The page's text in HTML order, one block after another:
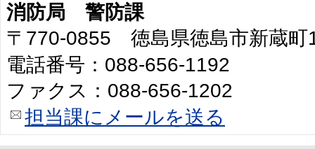
消防局 警防課
〒770-0855 徳島県徳島市新蔵町
電話番号：088-656-1192
ファクス：088-656-1202
担当課にメールを送る